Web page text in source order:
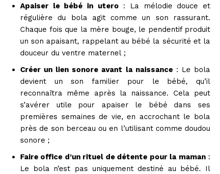
Apaiser le bébé in utero : La mélodie douce et
régulière du bola agit comme un son rassurant.
Chaque fois que la mère bouge, le pendentif produit
un son apaisant, rappelant au bébé la sécurité et la
douceur du ventre maternel ;
Créer un lien sonore avant la naissance: Le bola
devient un son familier pour le bébé, qu’il
reconnaîtra même après la naissance. Cela peut
s’avérer utile pour apaiser le bébé dans ses
premières semaines de vie, en accrochant le bola
près de son berceau ou en l’utilisant comme doudou
sonore ;
Faire office d’un rituel de détente pour la maman:
Le bola n’est pas uniquement destiné au bébé. Il